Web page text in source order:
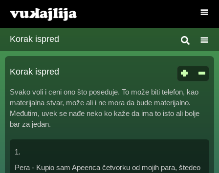
Korak ispred
Korak ispred
Svako voli i ceni ono što poseduje. To može biti telefon, kao
materijalna stvar, može ali i ne mora da bude materijalno.
Međutim, uvek se nađe neko ko kaže da ima to isto ali bolje
bar za jedan.
1.
Pera - Kupio sam Apeenca četvorku od mojih para, štedeo